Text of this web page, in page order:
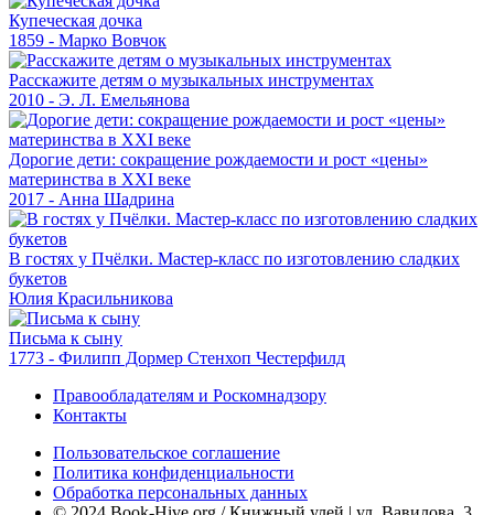
Купеческая дочка
1859 - Марко Вовчок
Расскажите детям о музыкальных инструментах
2010 - Э. Л. Емельянова
Дорогие дети: сокращение рождаемости и рост «цены»
материнства в XXI веке
2017 - Анна Шадрина
В гостях у Пчёлки. Мастер-класс по изготовлению сладких
букетов
Юлия Красильникова
Письма к сыну
1773 - Филипп Дормер Стенхоп Честерфилд
Правообладателям и Роскомнадзору
Контакты
Пользовательское соглашение
Политика конфиденциальности
Обработка персональных данных